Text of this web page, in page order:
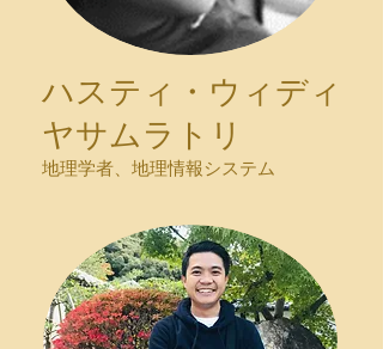
ハスティ・ウィディ
ヤサムラトリ
地理学者、地理情報システム